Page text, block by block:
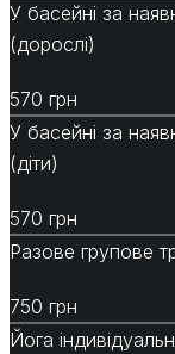
У басейні за
(дорослі)
570 грн
У басейні за
(діти)
570 грн
Разове групове
750 грн
Йога